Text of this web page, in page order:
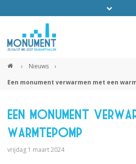
› Nieuws
›
Een monument verwarmen met een
Een monument
warmtepomp
vrijdag 1 maart 2024